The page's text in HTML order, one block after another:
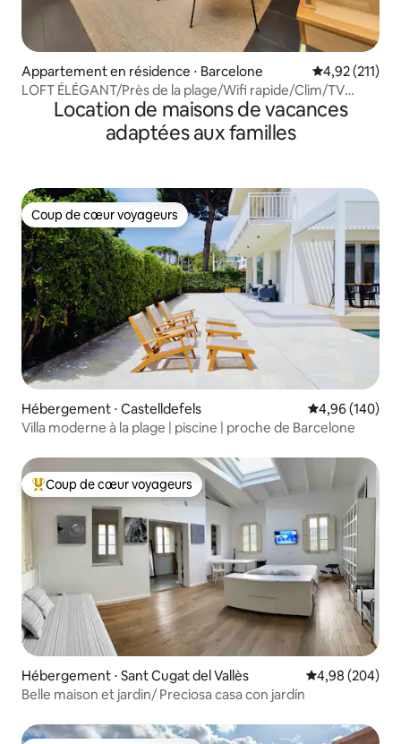
Appartement en résidence ⋅ Barcelone Évaluation
4,92 (211)
LOFT ÉLÉGANT/Près de la plage/Wifi rapide/Clim/TV
CONNECTÉE
Location de maisons de vacances
adaptées aux familles
Coup de cœur voyageurs
Coup de cœur voyageurs
Hébergement ⋅ Castelldefels Évaluation
4,96 (140)
Villa moderne à la plage | piscine | proche de Barcelone
Coups de cœur voyageurs les plus appréciés
Coup de cœur voyageurs
Hébergement ⋅ Sant Cugat del Vallès Évaluation
4,98 (204)
Belle maison et jardin/ Preciosa casa con jardín